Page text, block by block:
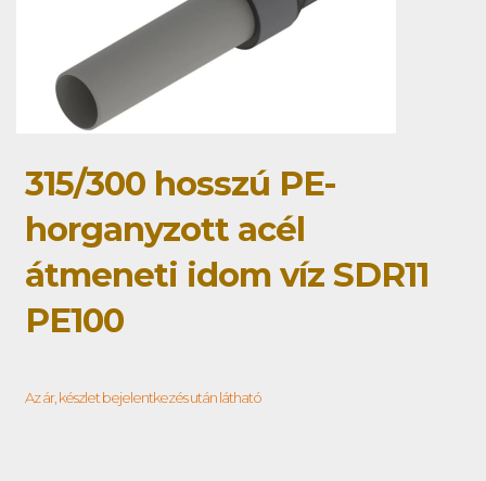
315/300 hosszú PE-
horganyzott acél
átmeneti idom víz SDR11
PE100
Az ár, készlet bejelentkezés után látható